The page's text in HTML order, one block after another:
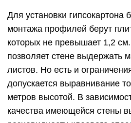
Для установки гипсокартона
монтажа профилей берут
которых не превышает 1,2
позволяет стене выдержать
листов. Но есть и
допускается выравнивание
метров высотой. В
качества имеющейся стены